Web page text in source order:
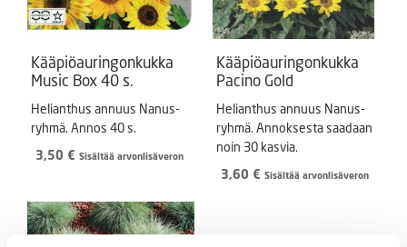
Kääpiöauringonkukka
Music Box 40 s.
Helianthus annuus Nanus-
ryhmä. Annos 40 s.
3,50 € Sisältää arvonlisäveron
Kääpiöauringonkukka
Pacino Gold
Helianthus annuus Nanus-
ryhmä. Annoksesta saadaan
noin 30 kasvia.
3,60 € Sisältää arvonlisäveron